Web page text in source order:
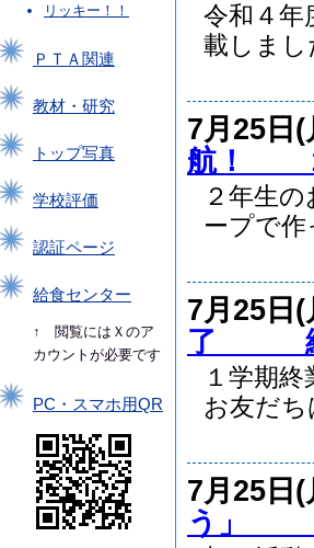
リッキー！！
ＰＴＡ関連
教材・研究
トップ写真
学校評価
認証ページ
給食センター
↑ 閲覧にはＸのア
カウントが必要です
PC・スマホ用QR
令和４
載しまし
7月25日
航！
２年生
ープで
7月25日
了 終
１学期
お友だ
7月25日
う」